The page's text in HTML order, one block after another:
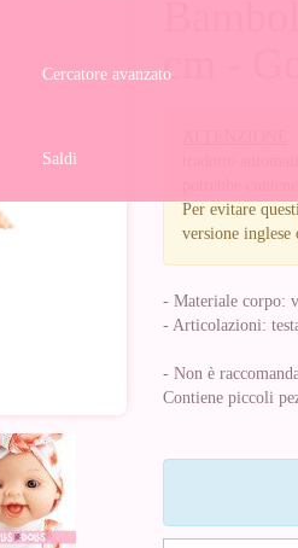
Cercatore avanzato
Saldi
cm -
Per evitare
versione inglese
- Materiale corpo:
- Articolazioni:
- Non è
Contiene piccoli